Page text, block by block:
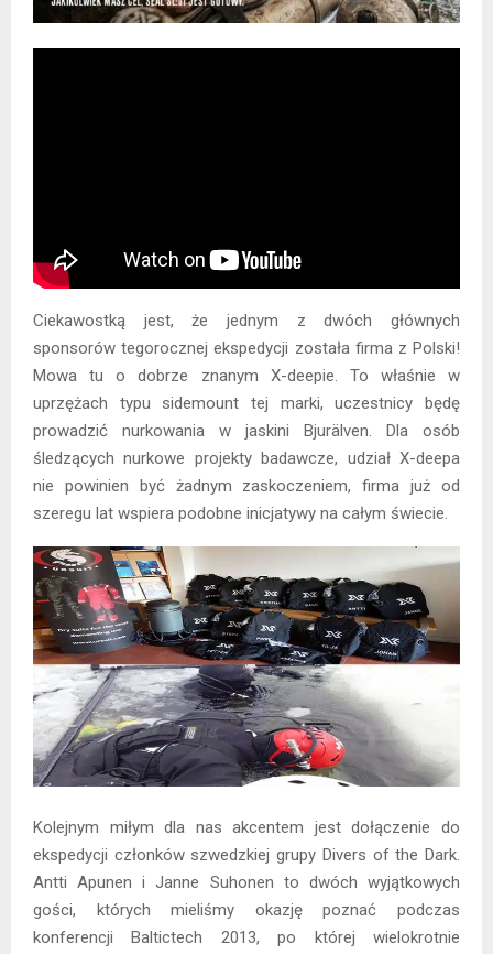
Ciekawostką jest, że jednym z dwóch głównych
sponsorów tegorocznej ekspedycji została firma z Polski!
Mowa tu o dobrze znanym X-deepie. To właśnie w
uprzężach typu sidemount tej marki, uczestnicy będę
prowadzić nurkowania w jaskini Bjurälven. Dla osób
śledzących nurkowe projekty badawcze, udział X-deepa
nie powinien być żadnym zaskoczeniem, firma już od
szeregu lat wspiera podobne inicjatywy na całym świecie.
Kolejnym miłym dla nas akcentem jest dołączenie do
ekspedycji członków szwedzkiej grupy Divers of the Dark.
Antti Apunen i Janne Suhonen to dwóch wyjątkowych
gości, których mieliśmy okazję poznać podczas
konferencji Baltictech 2013, po której wielokrotnie